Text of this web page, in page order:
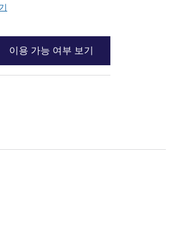
이용 가능 여부 보기